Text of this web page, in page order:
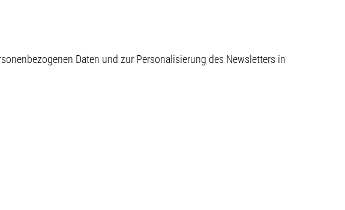
Daten und zur Personalisierung des Newsletters in